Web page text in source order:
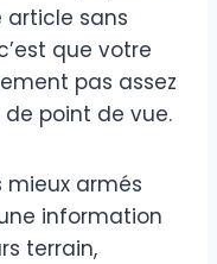
article sans
que votre
pas assez
de point de vue.
mieux armés
information
terrain,